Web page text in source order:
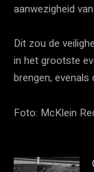
aanwezigheid
Dit zou de
in het grootste
brengen, evenals
Foto: McKlein